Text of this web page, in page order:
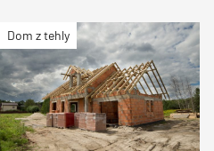
Dom z tehly